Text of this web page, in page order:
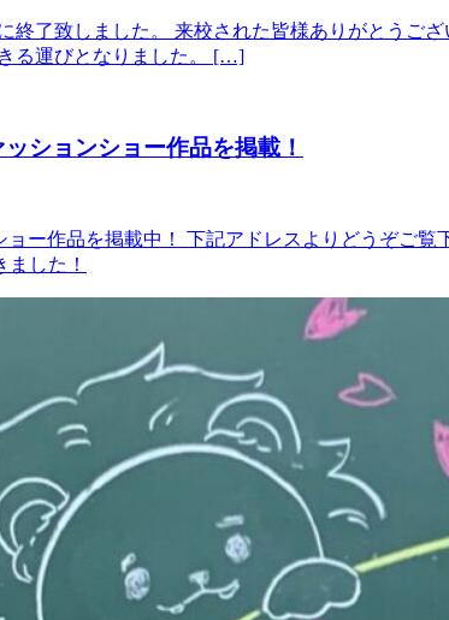
事に終了致しました。 来校された皆様あ
る運びとなりました。 […]
ションショー作品を掲載！
ョー作品を掲載中！ 下記アドレスよりどうぞ
した！